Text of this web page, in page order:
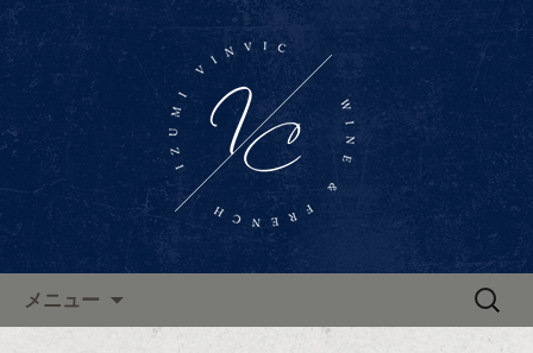
東区泉ワインバー「ヴァンビ
ック」のブログ
東区泉、高岳駅近くに佇むワインバー
「Wine Bar Vinvic～ヴァンビック～」。
ブルゴーニュ地方のワインと共に、本
格的なフランス料理がお楽しみいただ
けます。ブログで新着情報やお知らせ
を更新中。
メニュー
検